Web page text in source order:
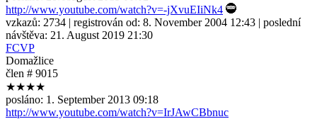
http://www.youtube.com/watch?v=-jXvuEIiNk4
vzkazů: 2734 | registrován od: 8. November 2004 12:43 | poslední
návštěva: 21. August 2019 21:30
FCVP
Domažlice
člen # 9015
★★★★
posláno: 1. September 2013 09:18
http://www.youtube.com/watch?v=IrJAwCBbnuc